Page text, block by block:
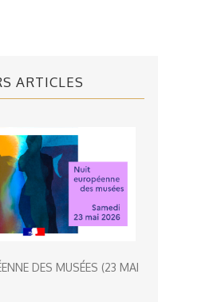
ARTICLES
DES MUSÉES (23 MAI